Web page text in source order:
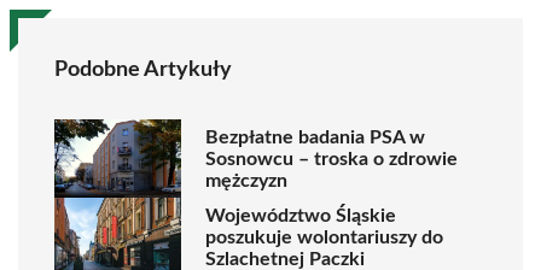
Podobne Artykuły
Bezpłatne badania PSA w
Sosnowcu – troska o zdrowie
mężczyzn
Województwo Śląskie
poszukuje wolontariuszy do
Szlachetnej Paczki